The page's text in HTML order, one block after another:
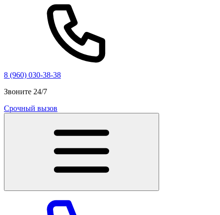
8 (960) 030-38-38
Звоните 24/7
Срочный вызов